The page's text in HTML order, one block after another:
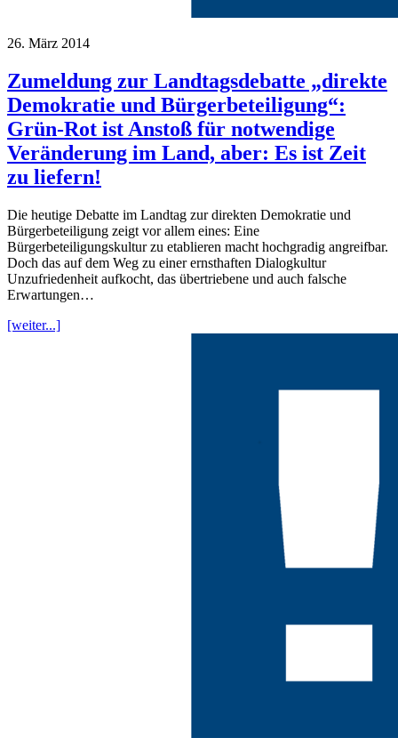
26. März 2014
Zumeldung zur Landtagsdebatte „direkte
Demokratie und Bürgerbeteiligung“:
Grün-Rot ist Anstoß für notwendige
Veränderung im Land, aber: Es ist Zeit
zu liefern!
Die heutige Debatte im Landtag zur direkten Demokratie und
Bürgerbeteiligung zeigt vor allem eines: Eine
Bürgerbeteiligungskultur zu etablieren macht hochgradig angreifbar.
Doch das auf dem Weg zu einer ernsthaften Dialogkultur
Unzufriedenheit aufkocht, das übertriebene und auch falsche
Erwartungen…
[weiter...]